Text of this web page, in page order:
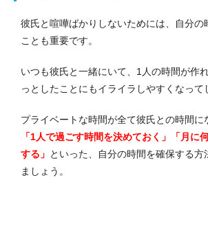
彼氏と喧嘩ばかりしないためには、自分の
ことも重要です。
いつも彼氏と一緒にいて、1人の時間が作
っとしたことにもイライラしやすくなって
プライベートな時間が全て彼氏との時間に
「1人で過ごす時間を決めておく」「月に
する」 といった、自分の時間を確保する方
ましょう。